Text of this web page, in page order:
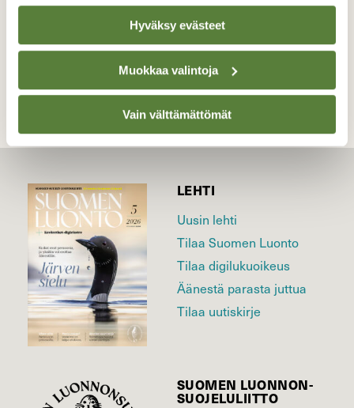
Hyväksy evästeet
Muokkaa valintoja
Vain välttämättömät
TAKAISIN LISTAAN
LEHTI
Uusin lehti
Tilaa Suomen Luonto
Tilaa digilukuoikeus
Äänestä parasta juttua
Tilaa uutiskirje
SUOMEN LUONNON­
SUOJELU­LIITTO